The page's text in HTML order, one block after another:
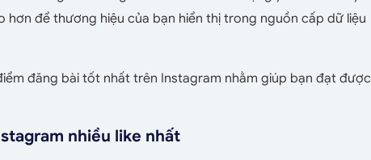
để thương hiệu của bạn hiển thị trong nguồn cấp dữ liệu
đăng bài tốt nhất trên Instagram nhằm giúp bạn đạt được
nhiều like nhất